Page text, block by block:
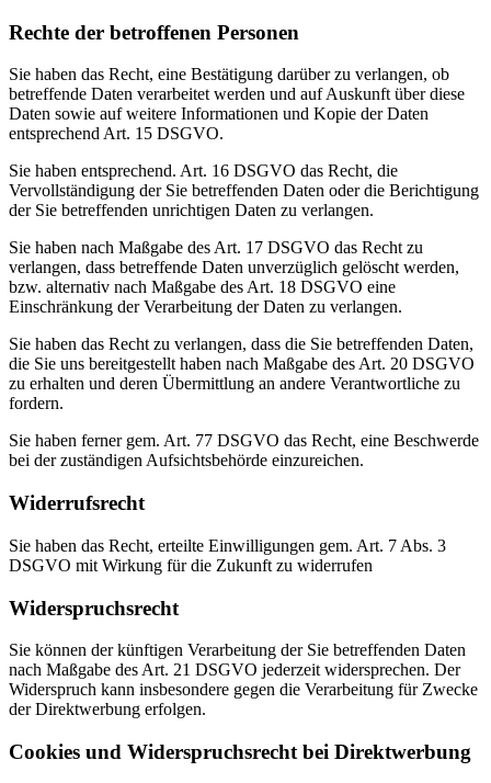
Rechte der betroffenen Personen
Sie haben das Recht, eine Bestätigung darüber zu verlangen, ob
betreffende Daten verarbeitet werden und auf Auskunft über diese
Daten sowie auf weitere Informationen und Kopie der Daten
entsprechend Art. 15 DSGVO.
Sie haben entsprechend. Art. 16 DSGVO das Recht, die
Vervollständigung der Sie betreffenden Daten oder die Berichtigung
der Sie betreffenden unrichtigen Daten zu verlangen.
Sie haben nach Maßgabe des Art. 17 DSGVO das Recht zu
verlangen, dass betreffende Daten unverzüglich gelöscht werden,
bzw. alternativ nach Maßgabe des Art. 18 DSGVO eine
Einschränkung der Verarbeitung der Daten zu verlangen.
Sie haben das Recht zu verlangen, dass die Sie betreffenden Daten,
die Sie uns bereitgestellt haben nach Maßgabe des Art. 20 DSGVO
zu erhalten und deren Übermittlung an andere Verantwortliche zu
fordern.
Sie haben ferner gem. Art. 77 DSGVO das Recht, eine Beschwerde
bei der zuständigen Aufsichtsbehörde einzureichen.
Widerrufsrecht
Sie haben das Recht, erteilte Einwilligungen gem. Art. 7 Abs. 3
DSGVO mit Wirkung für die Zukunft zu widerrufen
Widerspruchsrecht
Sie können der künftigen Verarbeitung der Sie betreffenden Daten
nach Maßgabe des Art. 21 DSGVO jederzeit widersprechen. Der
Widerspruch kann insbesondere gegen die Verarbeitung für Zwecke
der Direktwerbung erfolgen.
Cookies und Widerspruchsrecht bei Direktwerbung